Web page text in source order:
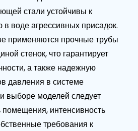
стали устойчивы к
в воде агрессивных присадок.
применяются прочные трубы
стенок, что гарантирует
а также надежную
давления в системе
выборе моделей следует
интенсивность
требования к